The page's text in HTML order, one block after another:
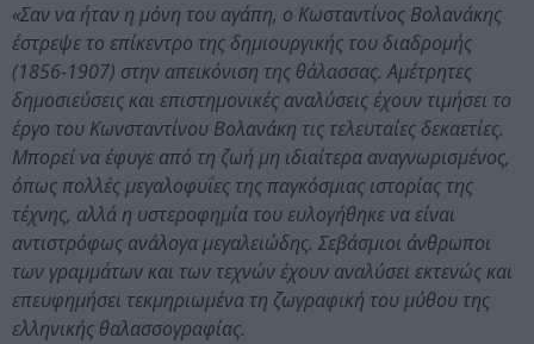
«Σαν να ήταν η μόνη του αγάπη, ο Κωσταντίνος Βολανάκης
έστρεψε το επίκεντρο της δημιουργικής του διαδρομής
(1856-1907) στην απεικόνιση της θάλασσας. Αμέτρητες
δημοσιεύσεις και επιστημονικές αναλύσεις έχουν τιμήσει το
έργο του Κωνσταντίνου Βολανάκη τις τελευταίες δεκαετίες.
Μπορεί να έφυγε από τη ζωή μη ιδιαίτερα αναγνωρισμένος,
όπως πολλές μεγαλοφυΐες της παγκόσμιας ιστορίας της
τέχνης, αλλά η υστεροφημία του ευλογήθηκε να είναι
αντιστρόφως ανάλογα μεγαλειώδης. Σεβάσμιοι άνθρωποι
των γραμμάτων και των τεχνών έχουν αναλύσει εκτενώς και
επευφημήσει τεκμηριωμένα τη ζωγραφική του μύθου της
ελληνικής θαλασσογραφίας.